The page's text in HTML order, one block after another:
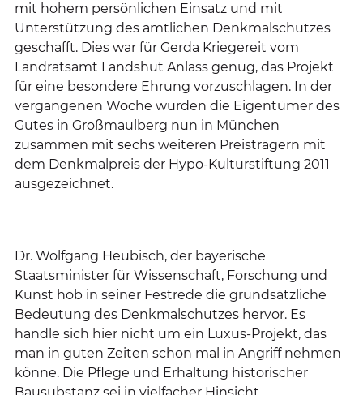
mit hohem persönlichen Einsatz und mit
Unterstützung des amtlichen Denkmalschutzes
geschafft. Dies war für Gerda Kriegereit vom
Landratsamt Landshut Anlass genug, das Projekt
für eine besondere Ehrung vorzuschlagen. In der
vergangenen Woche wurden die Eigentümer des
Gutes in Großmaulberg nun in München
zusammen mit sechs weiteren Preisträgern mit
dem Denkmalpreis der Hypo-Kulturstiftung 2011
ausgezeichnet.
Dr. Wolfgang Heubisch, der bayerische
Staatsminister für Wissenschaft, Forschung und
Kunst hob in seiner Festrede die grundsätzliche
Bedeutung des Denkmalschutzes hervor. Es
handle sich hier nicht um ein Luxus-Projekt, das
man in guten Zeiten schon mal in Angriff nehmen
könne. Die Pflege und Erhaltung historischer